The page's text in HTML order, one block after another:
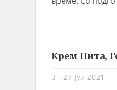
Крем Пита,
27 Јул 2021